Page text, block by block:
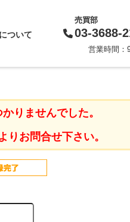
ついて
売買部
03-3688-
営業時間
りませんでした。
りお問合せ下さい。